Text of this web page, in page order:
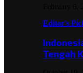
Editor's
Tengah